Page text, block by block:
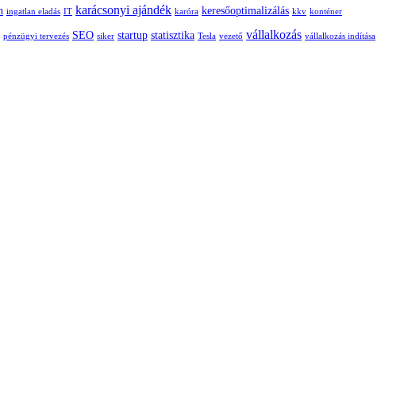
ingatlan eladás IT karácsonyi ajándék karóra keresőoptimalizálás kkv konténer
pénzügyi tervezés SEO siker startup statisztika Tesla vezető vállalkozás vállalkozás indítása